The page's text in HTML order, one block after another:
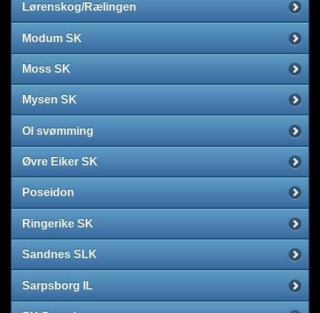
Lørenskog/Rælingen
Modum SK
Moss SK
Mysen SK
OI svømming
Øvre Eiker SK
Poseidon
Ringerike SK
Sandnes SLK
Sarpsborg IL